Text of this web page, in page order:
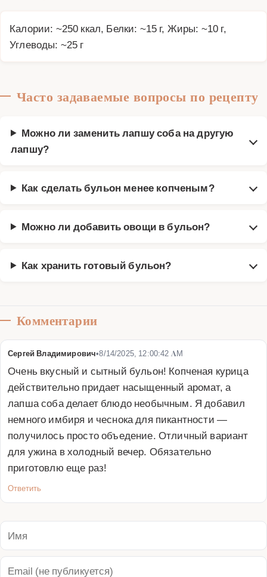
Калории: ~250 ккал, Белки: ~15 г, Жиры: ~10 г,
Углеводы: ~25 г
Часто задаваемые вопросы по рецепту
Можно ли заменить лапшу соба на другую
лапшу?
Как сделать бульон менее копченым?
Можно ли добавить овощи в бульон?
Как хранить готовый бульон?
Комментарии
Сергей Владимирович•8/14/2025, 12:00:42 AM
Очень вкусный и сытный бульон! Копченая курица
действительно придает насыщенный аромат, а
лапша соба делает блюдо необычным. Я добавил
немного имбиря и чеснока для пикантности —
получилось просто объедение. Отличный вариант
для ужина в холодный вечер. Обязательно
приготовлю еще раз!
Ответить